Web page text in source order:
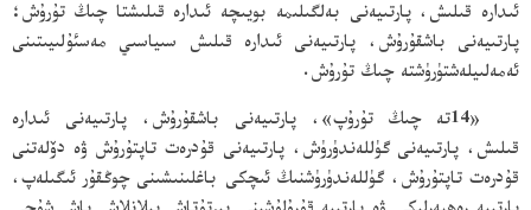
ئىدارە قىلىش، پارتىيەنى بەلگىلىمە بويىچە ئىدارە قىلىشتا چىڭ تۇرۇش؛
پارتىيەنى باشقۇرۇش، پارتىيەنى ئىدارە قىلىش سىياسىي مەسئۇلىيىتىنى
ئەمەلىيلەشتۈرۈشتە چىڭ تۇرۇش.
«14تە چىڭ تۇرۇپ»، پارتىيەنى باشقۇرۇش، پارتىيەنى ئىدارە
قىلىش، پارتىيەنى گۈللەندۈرۈش، پارتىيەنى قۇدرەت تاپتۇرۇش ۋە دۆلەتنى
قۇدرەت تاپتۇرۇش، گۈللەندۈرۈشنىڭ ئىچكى باغلىنىشىنى چوڭقۇر ئىگىلەپ،